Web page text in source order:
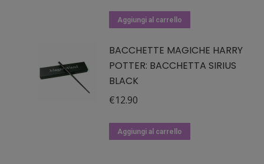
Aggiungi al carrello
BACCHETTE MAGICHE HARRY
POTTER: BACCHETTA SIRIUS
BLACK
€12.90
Aggiungi al carrello